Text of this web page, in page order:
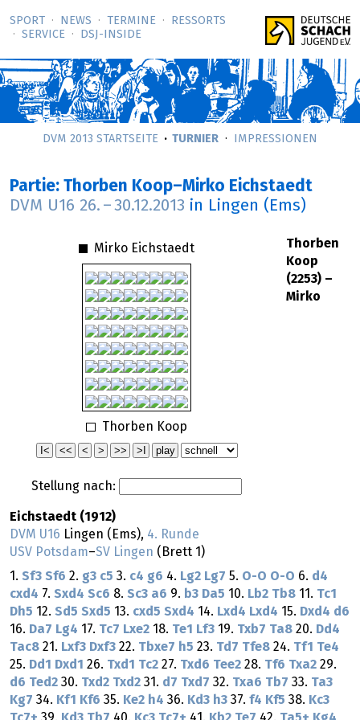
SPORT NEWS TERMINE
RESSORTS
SERVICE
DSJ-­INSIDE
DVM 2013 STARTSEITE TURNIER IMPRESSIONEN
Partie: Thorben Koop–Mirko Eichstaedt
DVM U16 26. – 30.12.2013 in Lingen (Ems)
Mirko Eichstaedt
Thorben Koop
Stellung nach:
Thorben
Koop
(2253) –
Mirko
Eichstaedt (1912)
DVM U16 Lingen (Ems), 4. Runde
USV Potsdam–SV Lingen (Brett 1)
1. Sf3 Sf6 2. g3 c5 3. c4 g6 4. Lg2 Lg7 5. O-O O-O 6. d4
cxd4 7. Sxd4 Sc6 8. Sc3 a6 9. b3 Da5 10. Lb2 Tb8 11. Tc1
Dh5 12. Sd5 Sxd5 13. cxd5 Sxd4 14. Lxd4 Lxd4 15. Dxd4 d6
16. Da7 Lg4 17. Tc7 Lxe2 18. Te1 Lf3 19. Txb7 Ta8 20. Dd4
Tac8 21. Lxf3 Dxf3 22. Tbxe7 h5 23. Td7 Tfe8 24. Tf1 Te4
25. Dd1 Dxd1 26. Txd1 Tc2 27. Txd6 Tee2 28. Tf6 Txa2 29.
d6 Ted2 30. Txd2 Txd2 31. d7 Txd7 32. Txa6 Tb7 33. Ta3
Kg7 34. Kf1 Kf6 35. Ke2 h4 36. Kd3 h3 37. f4 Kf5 38. Kc3
Tc7+ 39. Kd3 Tb7 40. Kc3 Tc7+ 41. Kb2 Te7 42. Ta5+ Kg4